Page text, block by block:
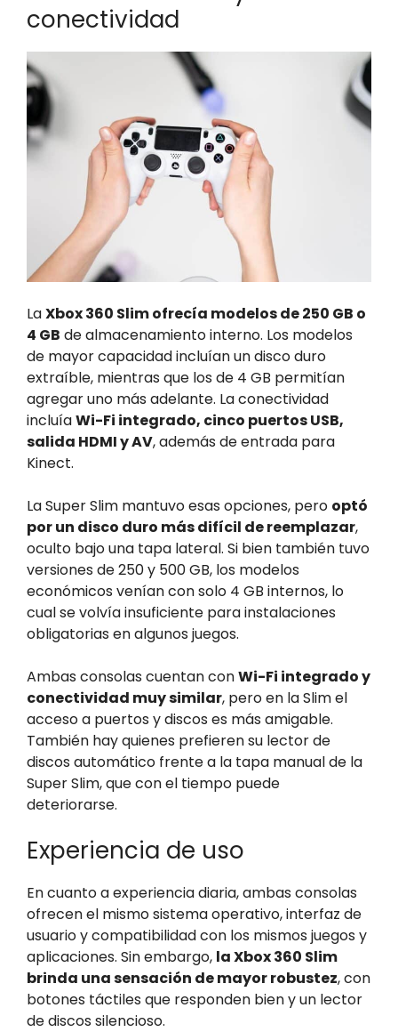
conectividad
LaXbox 360 Slim ofrecía modelos de 250 GB o
4 GB de almacenamiento interno. Los modelos
de mayor capacidad incluían un disco duro
extraíble, mientras que los de 4 GB permitían
agregar uno más adelante. La conectividad
incluíaWi-Fi integrado, cinco puertos USB,
salida HDMI y AV, además de entrada para
Kinect.
La Super Slim mantuvo esas opciones, pero optó
por un disco duro más difícil de reemplazar,
oculto bajo una tapa lateral. Si bien también tuvo
versiones de 250 y 500 GB, los modelos
económicos venían con solo 4 GB internos, lo
cual se volvía insuficiente para instalaciones
obligatorias en algunos juegos.
Ambas consolas cuentan conWi-Fi integrado y
conectividad muy similar, pero en la Slim el
acceso a puertos y discos es más amigable.
También hay quienes prefieren su lector de
discos automático frente a la tapa manual de la
Super Slim, que con el tiempo puede
deteriorarse.
Experiencia de uso
En cuanto a experiencia diaria, ambas consolas
ofrecen el mismo sistema operativo, interfaz de
usuario y compatibilidad con los mismos juegos y
aplicaciones. Sin embargo, la Xbox 360 Slim
brinda una sensación de mayor robustez, con
botones táctiles que responden bien y un lector
de discos silencioso.